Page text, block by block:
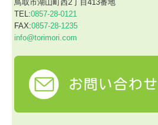
鳥取市湖山町西2丁目413番地
TEL:0857-28-0121
FAX:0857-28-1235
info@torimori.com